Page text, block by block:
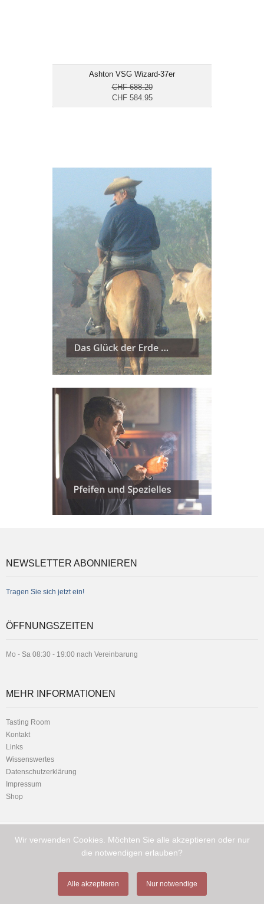
Ashton VSG Wizard-37er
CHF 688.20
CHF 584.95
NEWSLETTER ABONNIEREN
Tragen Sie sich jetzt ein!
ÖFFNUNGSZEITEN
Mo - Sa 08:30 - 19:00 nach Vereinbarung
MEHR INFORMATIONEN
Tasting Room
Kontakt
Links
Wissenswertes
Datenschutzerklärung
Impressum
Shop
Telefon:
Hauptstrasse 1 - 8716 Schmerikon
Copyright © Cigamor GmbH 2026
Wir verwenden Cookies. Möchten Sie alle akzeptieren oder nur
die notwendigen erlauben?
Alle akzeptieren Nur notwendige